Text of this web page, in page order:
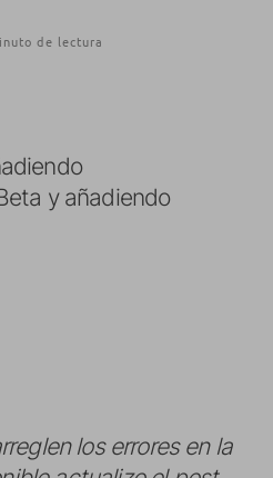
de lectura
y añadiendo
los errores en la